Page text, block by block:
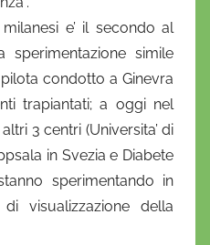
e’ il secondo al
simile
condotto a Ginevra
trapiantati; a oggi nel
3 centri (Universita’ di
in Svezia e Diabete
sperimentando in
visualizzazione della